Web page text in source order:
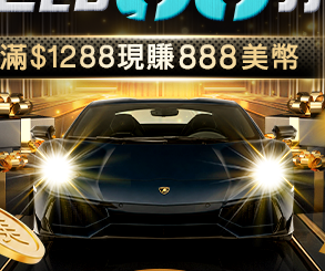
唇蜜／水光唇蜜／透明唇蜜／巨
$140 $299 已銷售16
尚無評分 我要評分
現賺美幣 消費現賺 140 美幣
品牌名稱 essence 艾森絲